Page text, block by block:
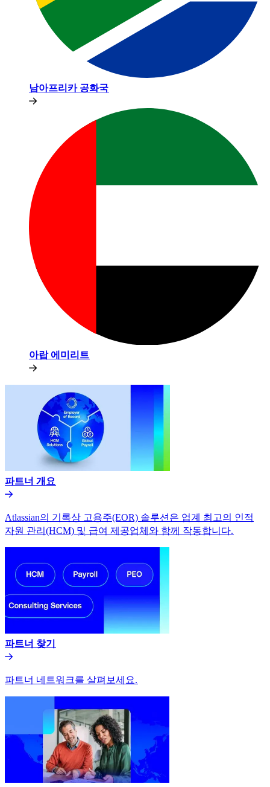
남아프리카 공화국​​
아랍 에미리트​​
파트너 개요​​
Atlassian의 기록상 고용주(EOR) 솔루션은 업계 최고의 인적
자원 관리(HCM) 및 급여 제공업체와 함께 작동합니다.​​
파트너 찾기​​
파트너 네트워크를 살펴보세요.​​